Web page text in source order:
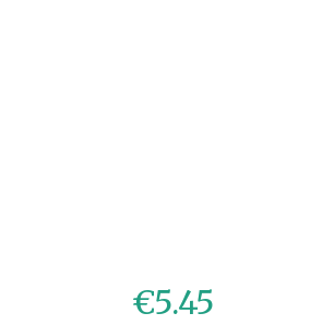
€5.45